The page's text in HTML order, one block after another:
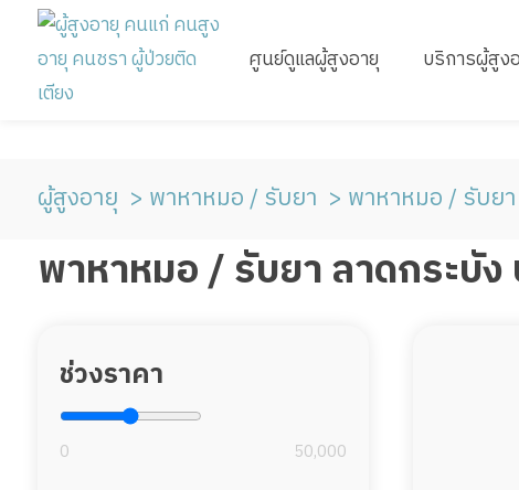
ศูนย์ดูแลผู้สูงอายุ บริการผู้สูง
ผู้สูงอายุ พาหาหมอ / รับยา พาหาหมอ / รับย
พาหาหมอ / รับยา ลาดกระบั
ช่วงราคา
0 50,000